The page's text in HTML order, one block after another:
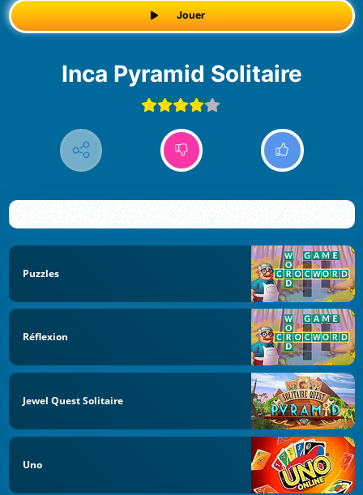
Jouer
Inca Pyramid Solitaire
Puzzles
Réflexion
Jewel Quest Solitaire
Uno